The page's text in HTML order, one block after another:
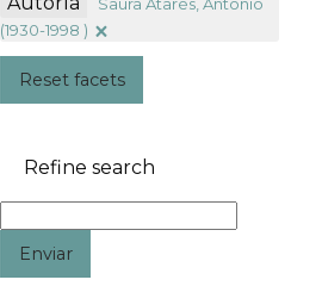
(1930-1998 )
Reset facets
Refine search
Enviar